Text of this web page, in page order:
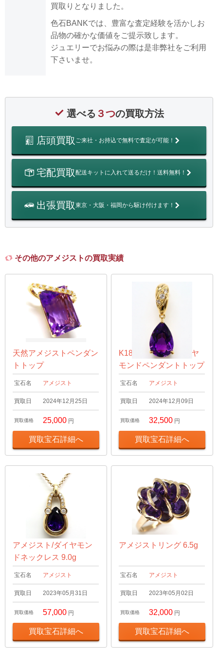
買取りとなりました。
色石BANKでは、豊富な査定経験を活かしお
品物の確かな価値をご提示致します。
ジュエリーでお悩みの際は是非弊社をご利用
下さいませ。
選べる ３つの買取方法
店頭買取 ご来社・お持込で無料で査定が可能！
宅配買取配送キットに入れて送るだけ！送料無料！
出張買取東京・大阪・福岡から駆け付けます！
その他のアメジストの買取実績
天然アメジストペンダン
トトップ
宝石名 アメジスト
買取日 2024年12月25日
買取価格 25,000 円
買取宝石詳細へ
K18 アメジスト/ダイヤ
モンドペンダントトップ
宝石名 アメジスト
買取日 2024年12月09日
買取価格 32,500 円
買取宝石詳細へ
アメジスト/ダイヤモン
ドネックレス 9.0g
宝石名 アメジスト
買取日 2023年05月31日
買取価格 57,000 円
買取宝石詳細へ
アメジストリング 6.5g
宝石名 アメジスト
買取日 2023年05月02日
買取価格 32,000 円
買取宝石詳細へ